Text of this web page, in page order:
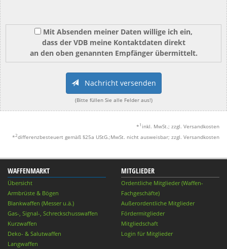
Mit Absenden meiner Daten willige ich ein,
dass der VDB meine Kontaktdaten direkt
an den oben genannten Empfänger übermittelt.
Nachricht versenden
(Bitte füllen Sie alle Felder aus!)
* 1 inkl. MwSt.; zzgl. Versandkosten
*2differenzbesteuert gemäß §25a UStG.;MwSt. nicht ausweisbar; zzgl. Versandkosten
WAFFENMARKT
Übersicht
Armbrüste & Bögen
Blankwaffen (Messer u.ä.)
Gas-, Signal-, Schreckschusswaffen
Kurzwaffen
Deko- & Salutwaffen
Langwaffen
MITGLIEDER
Ordentliche Mitglieder (Waffen-
Fachgeschäfte)
Außerordentliche Mitglieder
Fördermitglieder
Mitgliedschaft
Login für Mitglieder